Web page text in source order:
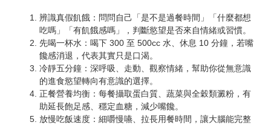
辨識真假飢餓：問問自己「是不是過餐時間」「什麼都想
吃嗎」「有飢餓感嗎」，判斷慾望是否來自情緒或習慣。
先喝一杯水：喝下 300 至 500cc 水、休息 10 分鐘，若嘴
饞感消退，代表其實只是口渴。
冷靜五分鐘：深呼吸、走動、觀察情緒，幫助你從無意識
的進食慾望轉向有意識的選擇。
正餐營養均衡：每餐攝取蛋白質、蔬菜與全穀類澱粉，有
助延長飽足感、穩定血糖，減少嘴饞。
放慢吃飯速度：細嚼慢嚥、拉長用餐時間，讓大腦能完整